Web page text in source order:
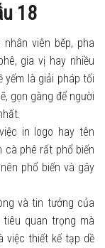
18
viên bếp, pha
gia vị hay nhiều
yếm là giải pháp tối
gọn gàng để người
in logo hay tên
cà phê rất phổ biến
phổ biến và gây
và tin tưởng của
quan trọng mà
việc thiết kế tạp dề